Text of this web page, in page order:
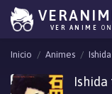
VER ANIME
Inicio Animes
Ishida